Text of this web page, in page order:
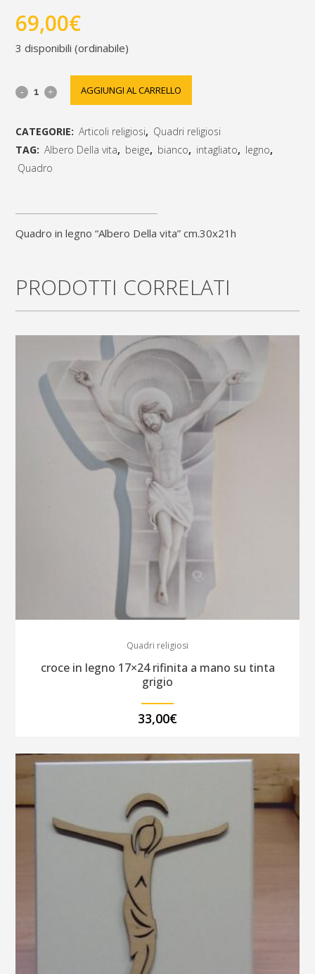
69,00€
3 disponibili (ordinabile)
Quadro
"Albero
AGGIUNGI AL CARRELLO
CATEGORIE: Articoli religiosi, Quadri religiosi
TAG: Albero Della vita, beige, bianco, intagliato, legno,
Quadro
Quadro in legno “Albero Della vita” cm.30x21h
PRODOTTI CORRELATI
Quadri religiosi
croce in legno 17×24 rifinita a mano su tinta
grigio
33,00€